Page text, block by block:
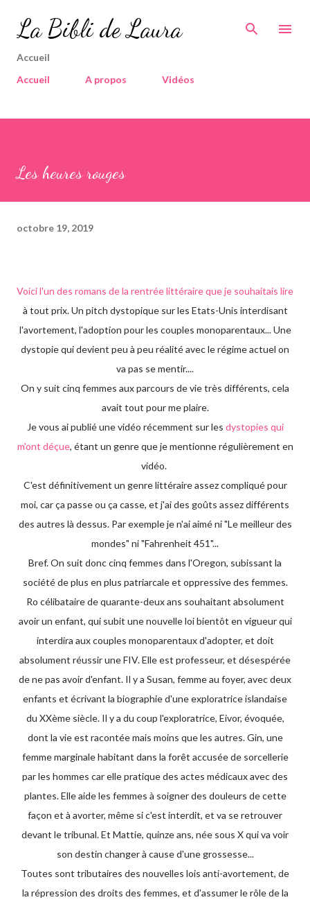
Accéder au contenu principal
La Bibli de Laura
Accueil
Accueil
A propos Vidéos
Les heures rouges
octobre 19, 2019
Voici l'un des romans de la rentrée littéraire que je souhaitais lire
à tout prix. Un pitch dystopique sur les Etats-Unis interdisant
l'avortement, l'adoption pour les couples monoparentaux... Une
dystopie qui devient peu à peu réalité avec le régime actuel on
va pas se mentir....
On y suit cinq femmes aux parcours de vie très différents, cela
avait tout pour me plaire.
Je vous ai publié une vidéo récemment sur les dystopies qui
m'ont déçue, étant un genre que je mentionne régulièrement en
vidéo.
C'est définitivement un genre littéraire assez compliqué pour
moi, car ça passe ou ça casse, et j'ai des goûts assez différents
des autres là dessus. Par exemple je n'ai aimé ni "Le meilleur des
mondes" ni "Fahrenheit 451"...
Bref. On suit donc cinq femmes dans l'Oregon, subissant la
société de plus en plus patriarcale et oppressive des femmes.
Ro célibataire de quarante-deux ans souhaitant absolument
avoir un enfant, qui subit une nouvelle loi bientôt en vigueur qui
interdira aux couples monoparentaux d'adopter, et doit
absolument réussir une FIV. Elle est professeur, et désespérée
de ne pas avoir d'enfant. Il y a Susan, femme au foyer, avec deux
enfants et écrivant la biographie d'une exploratrice islandaise
du XXème siècle. Il y a du coup l'exploratrice, Eivor, évoquée,
dont la vie est racontée mais moins que les autres. Gin, une
femme marginale habitant dans la forêt accusée de sorcellerie
par les hommes car elle pratique des actes médicaux avec des
plantes. Elle aide les femmes à soigner des douleurs de cette
façon et à avorter, même si c'est interdit, et va se retrouver
devant le tribunal. Et Mattie, quinze ans, née sous X qui va voir
son destin changer à cause d'une grossesse...
Toutes sont tributaires des nouvelles lois anti-avortement, de
la répression des droits des femmes, et d'assumer le rôle de la